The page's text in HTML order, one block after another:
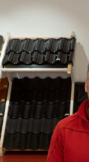
13 gode
Velg alltid en